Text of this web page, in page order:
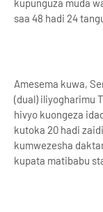
kupunguza muda
saa 48 hadi 24
Amesema kuwa,
(dual) iliyogharimu
hivyo kuongeza
kutoka 20 hadi
kumwezesha
kupata matibabu